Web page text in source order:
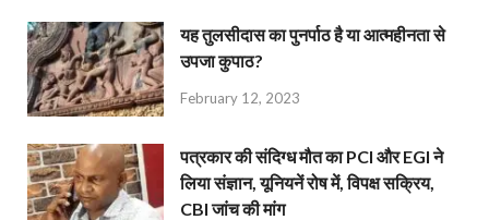
यह तुलसीदास का पुनर्पाठ है या आत्महीनता से
उपजा कुपाठ?
February 12, 2023
पत्रकार की संदिग्ध मौत का PCI और EGI ने
लिया संज्ञान, यूनियनें रोष में, विपक्ष सक्रिय,
CBI जांच की मांग